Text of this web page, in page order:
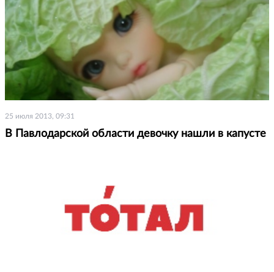
25 июля 2013, 09:31
В Павлодарской области девочку нашли в капусте